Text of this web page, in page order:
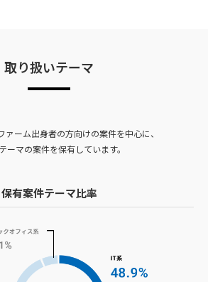
取り扱いテーマ
ァーム出身者の方向けの案件を中心に、
ーマの案件を保有しています。
保有案件テーマ比率